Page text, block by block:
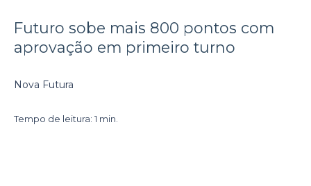
Futuro sobe mais 800 pontos com
aprovação em primeiro turno
Nova Futura
Tempo de leitura: 1 min.